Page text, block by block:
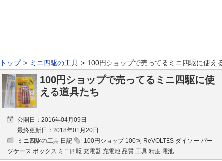
トップ ミニ四駆の工具 100円ショップで売ってるミニ四駆に使え
100円ショップで売ってるミニ四駆に使
える道具たち
公開日：2016年04月09日
最終更新日：2018年01月20日
ミニ四駆の工具 日記
100円ショップ 100均 ReVOLTES ダイソー パー
ツケース ボックス ミニ四駆 充電器 充電池 品質 工具 精度 電池